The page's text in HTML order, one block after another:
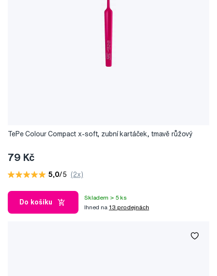
TePe Colour Compact x-soft, zubní kartáček, tmavě růžový
79 Kč
5,0/5 (2x)
Do košíku
Skladem > 5 ks
Ihned na 13 prodejnách